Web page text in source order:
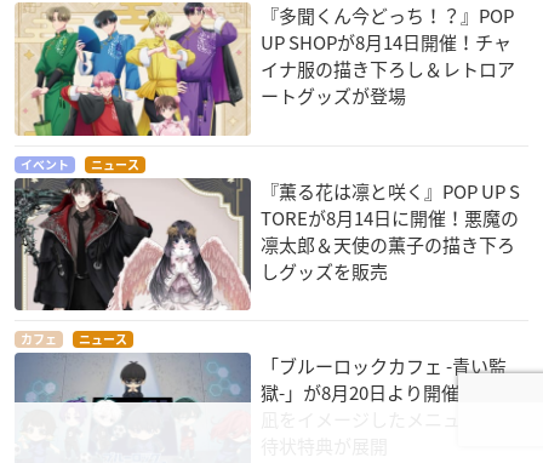
『多聞くん今どっち！？』POP
UP SHOPが8月14日開催！チャ
イナ服の描き下ろし＆レトロア
ートグッズが登場
イベント ニュース
『薫る花は凛と咲く』POP UP S
TOREが8月14日に開催！悪魔の
凛太郎＆天使の薫子の描き下ろ
しグッズを販売
カフェ ニュース
「ブルーロックカフェ -青い監
獄-」が8月20日より開催！潔や